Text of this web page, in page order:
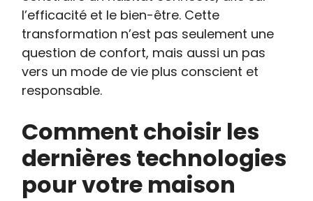
l’efficacité et le bien-être. Cette
transformation n’est pas seulement une
question de confort, mais aussi un pas
vers un mode de vie plus conscient et
responsable.
Comment choisir les
dernières technologies
pour votre maison